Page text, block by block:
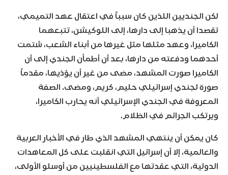
لكن الجنديين اللذين كان سبباً في اعتقال عهد التميمي،
تقصدا أن يذهبا إلى دارها، إلى اللوكيشن، تتبعهما
الكاميرا، وعهد مثلها مثل غيرها من أبناء الشعب، شتمت
أحدهما ودفعته من دارها، بعد أن أطمأن الجندي إلى أن
الكاميرا صورت المشهد، مضى من غير أن يؤذيها، مقدماً
صورة لجندي إسرائيلي حليم، كريم، ومضى. الصفة
المعروفة في الجندي الإسرائيلي أنه يحارب الكاميرا،
ويرتكب الجرائم في الظلام.
كان يمكن أن ينتهي المشهد الذي طار في الأخبار العربية
والعالمية، إلا أن إسرائيل التي انقلبت على كل المعاهدات
الدولية، التي عقدتها مع الفلسطينيين من أوسلو الأولى،